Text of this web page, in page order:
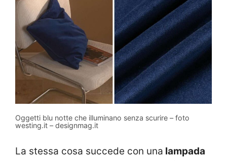
Oggetti blu notte che illuminano senza scurire – foto
westing.it – designmag.it
La stessa cosa succede con una lampada